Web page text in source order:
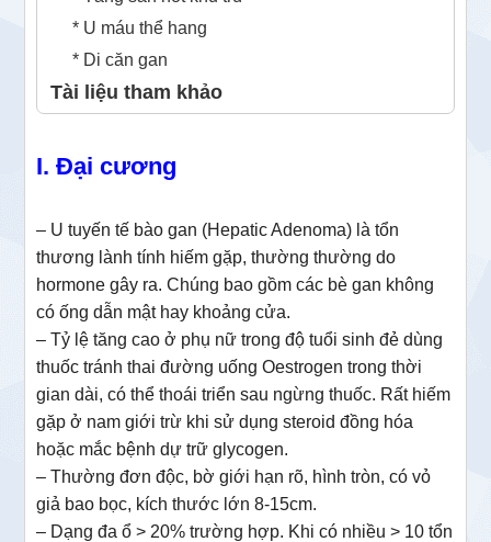
* U máu thể hang
* Di căn gan
Tài liệu tham khảo
I. Đại cương
– U tuyến tế bào gan (Hepatic Adenoma) là tổn
thương lành tính hiếm gặp, thường thường do
hormone gây ra. Chúng bao gồm các bè gan không
có ống dẫn mật hay khoảng cửa.
– Tỷ lệ tăng cao ở phụ nữ trong độ tuổi sinh đẻ dùng
thuốc tránh thai đường uống Oestrogen trong thời
gian dài, có thể thoái triển sau ngừng thuốc. Rất hiếm
gặp ở nam giới trừ khi sử dụng steroid đồng hóa
hoặc mắc bệnh dự trữ glycogen.
– Thường đơn độc, bờ giới hạn rõ, hình tròn, có vỏ
giả bao bọc, kích thước lớn 8-15cm.
– Dạng đa ổ > 20% trường hợp. Khi có nhiều > 10 tổn